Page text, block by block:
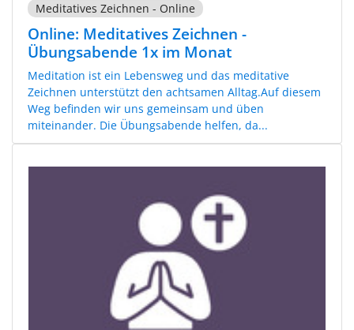
Meditatives Zeichnen - Online
Online: Meditatives Zeichnen -
Übungsabende 1x im Monat
Meditation ist ein Lebensweg und das meditative
Zeichnen unterstützt den achtsamen Alltag.Auf diesem
Weg befinden wir uns gemeinsam und üben
miteinander. Die Übungsabende helfen, da...